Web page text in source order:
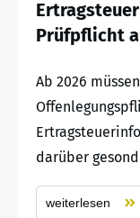
Prüfpflicht
Ab 2026
darüber
weiterlesen